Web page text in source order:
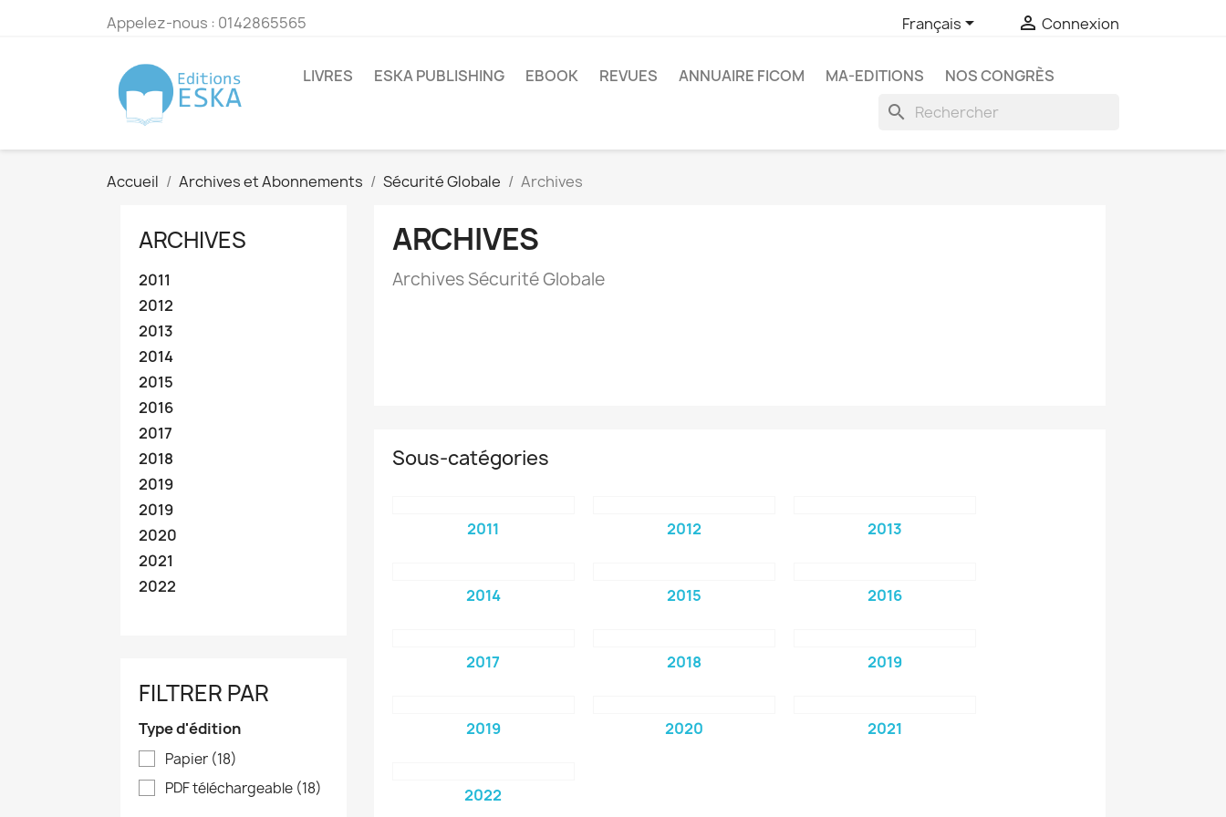
Appelez-nous : 0142865565 Français  Connexion
LIVRES ESKA PUBLISHING EBOOK REVUES ANNUAIRE FICOM MA-EDITIONS NOS CONGRÈS
search
Accueil Archives et Abonnements Sécurité Globale Archives
ARCHIVES
2011
2012
2013
2014
2015
2016
2017
2018
2019
2019
2020
2021
2022
FILTRER PAR
Type d'édition
Papier (18)
PDF téléchargeable (18)
ARCHIVES
Archives Sécurité Globale
Sous-catégories
2011 2012 2013
2014 2015 2016
2017 2018 2019
2019 2020 2021
2022